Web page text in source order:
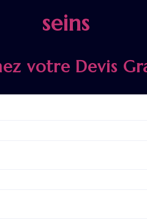
seins
votre Devis